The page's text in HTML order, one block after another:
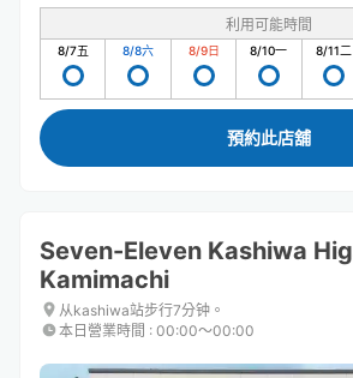
利用可能時間
8/7五 8/8六 8/9日 8/10一 8/11二
預約此店舖
Seven-Eleven Kashiwa
Kamimachi
从kashiwa站步行7分钟。
本日營業時間 : 00:00〜00:00